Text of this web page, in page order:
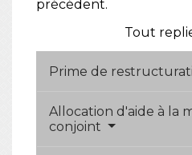
précédent.
Tout
Prime de
Allocation d'aide à la
conjoint